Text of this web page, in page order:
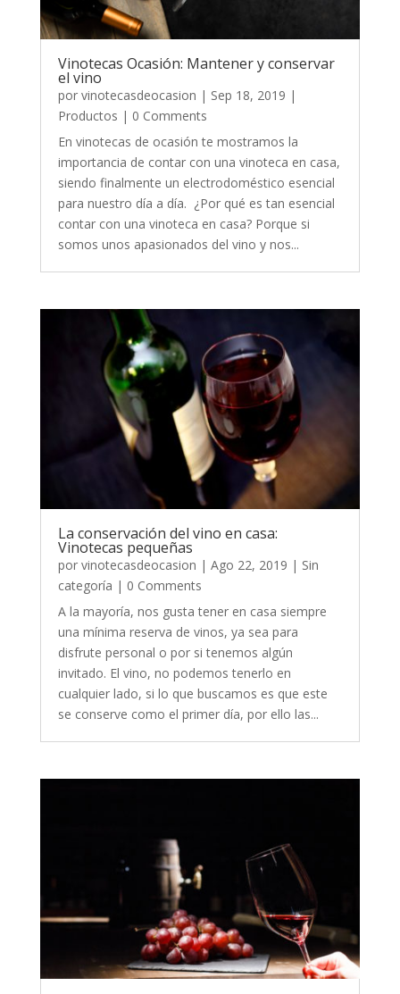
Vinotecas Ocasión: Mantener y conservar
el vino
por vinotecasdeocasion | Sep 18, 2019 |
Productos | 0 Comments
En vinotecas de ocasión te mostramos la
importancia de contar con una vinoteca en casa,
siendo finalmente un electrodoméstico esencial
para nuestro día a día. ¿Por qué es tan esencial
contar con una vinoteca en casa? Porque si
somos unos apasionados del vino y nos...
La conservación del vino en casa:
Vinotecas pequeñas
por vinotecasdeocasion | Ago 22, 2019 | Sin
categoría | 0 Comments
A la mayoría, nos gusta tener en casa siempre
una mínima reserva de vinos, ya sea para
disfrute personal o por si tenemos algún
invitado. El vino, no podemos tenerlo en
cualquier lado, si lo que buscamos es que este
se conserve como el primer día, por ello las...